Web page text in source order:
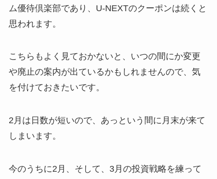
ム優待倶楽部であり、U-NEXTのクーポンは続くと
思われます。
こちらもよく見ておかないと、いつの間にか変更
や廃止の案内が出ているかもしれませんので、気
を付けておきたいです。
2月は日数が短いので、あっという間に月末が来て
しまいます。
今のうちに2月、そして、3月の投資戦略を練って